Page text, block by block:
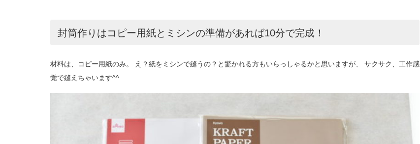
封筒作りはコピー用紙とミシンの準備があれば10分で完成！
材料は、コピー用紙のみ。 え？紙をミシンで縫うの？と驚かれる方もいらっしゃるかと思いますが、 サクサク、工作感
覚で縫えちゃいます^^